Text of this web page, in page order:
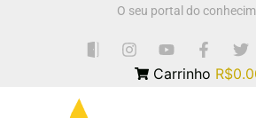
O seu portal do
Carrinho